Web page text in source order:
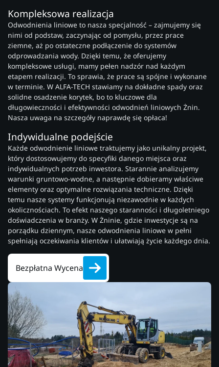
Kompleksowa realizacja
Odwodnienia liniowe to nasza specjalność – zajmujemy się
nimi od podstaw, zaczynając od pomysłu, przez prace
ziemne, aż po ostateczne podłączenie do systemów
odprowadzania wody. Dzięki temu, że oferujemy
kompleksowe usługi, mamy pełen nadzór nad każdym
etapem realizacji. To sprawia, że prace są spójne i wykonane
w terminie. W ALFA-TECH stawiamy na dokładne spady oraz
solidne osadzenie korytek, bo to kluczowe dla
długowieczności i efektywności odwodnień liniowych Żnin.
Nasza uwaga na szczegóły naprawdę się opłaca!
Indywidualne podejście
Każde odwodnienie liniowe traktujemy jako unikalny projekt,
który dostosowujemy do specyfiki danego miejsca oraz
indywidualnych potrzeb inwestora. Starannie analizujemy
warunki gruntowo-wodne, a następnie dobieramy właściwe
elementy oraz optymalne rozwiązania techniczne. Dzięki
temu nasze systemy funkcjonują niezawodnie w każdych
okolicznościach. To efekt naszego staranności i długoletniego
doświadczenia w branży. W Żninie, gdzie inwestycje są na
porządku dziennym, nasze odwodnienia liniowe w pełni
spełniają oczekiwania klientów i ułatwiają życie każdego dnia.
Bezpłatna Wycena